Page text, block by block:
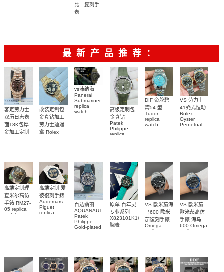
比一复刻手
表
最新产品推荐：
客定劳力士
双历日志表
面18K包厚
金加工定制
watch
改装定制包
金真钻加工
劳力士迪通
拿 Rolex
diamonds
m126508-
0003腕表
vs沛纳海
Panerai
Submariner
replica
watch
高级定制包
金真钻
Patek
Philippe
replica
011復刻手錶
腕表
DIF 帝舵碧
湾54 型
Tudor
replica
watch
VS 劳力士
41蚝式恒动
Rolex
Oyster
Perpetual
高端定制理
查米尔高仿
手錶 RM27-
05 replica
watch
高端定制 爱
彼復刻手錶
Audemars
Piguet
replica
26579CB.OO.1225CB.01
百达翡丽
AQUANAUT
Patek
Philippe
Gold-plated
001包金真
钻 腕表
原单 百年灵
专业系列
X823101K1C1S1
腕表
VS 欧米茄海
马600 歐米
茄復刻手錶
Omega
replica
VS 欧米茄
歐米茄高仿
手錶 海马
600 Omega
replica